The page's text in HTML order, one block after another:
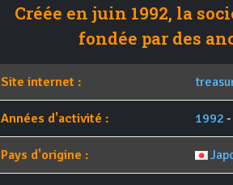
Créée en juin 1992, la
fondée par des
Site internet :
Années d'activité : 1992
Pays d'origine :